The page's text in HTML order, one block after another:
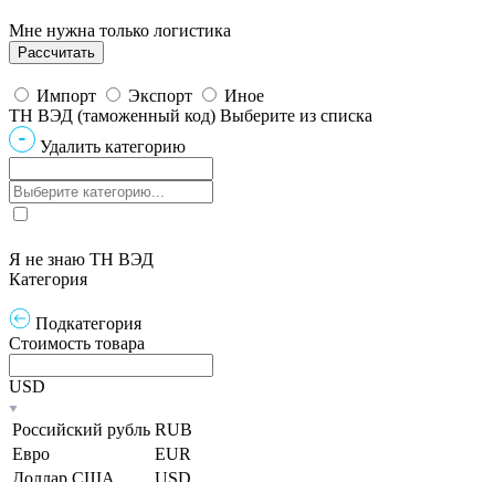
Мне нужна только логистика
Импорт Экспорт
Иное
ТН ВЭД (таможенный код) Выберите из списка
Удалить категорию
Я не знаю ТН ВЭД
Категория
Подкатегория
Стоимость товара
USD
Российский рубль RUB
Евро
EUR